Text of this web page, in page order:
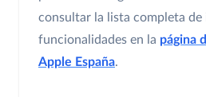
consultar la lista completa de
funcionalidades en la página
Apple España.